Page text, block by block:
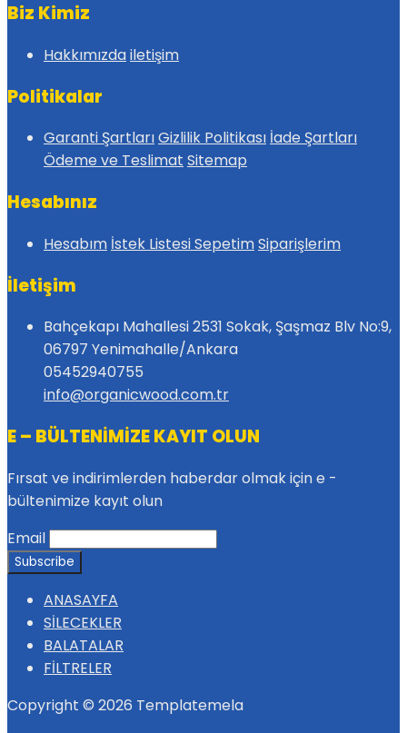
Biz Kimiz
Hakkımızdailetişim
Politikalar
Garanti ŞartlarıGizlilik Politikası İade Şartları
Ödeme ve Teslimat Sitemap
Hesabınız
Hesabım İstek ListesiSepetimSiparişlerim
İletişim
Bahçekapı Mahallesi 2531 Sokak, Şaşmaz Blv No:9,
06797 Yenimahalle/Ankara
05452940755
info@organicwood.com.tr
E – BÜLTENİMİZE KAYIT OLUN
Fırsat ve indirimlerden haberdar olmak için e -
bültenimize kayıt olun
Email
ANASAYFA
SİLECEKLER
BALATALAR
FİLTRELER
Copyright © 2026 Templatemela